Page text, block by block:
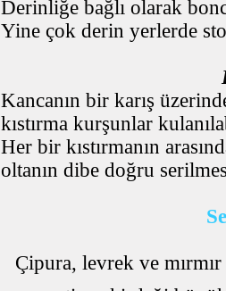
Derinliğe bağlı olarak
Yine çok derin yerlerde
Kancanın bir karış
kıstırma kurşunlar
Her bir kıstırmanın
oltanın dibe doğru
Çipura, levrek ve mırmır